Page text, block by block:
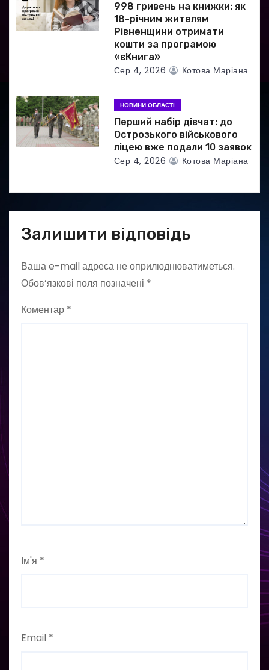
в
998 гривень на книжки: як
18-річним жителям
Рівненщини отримати
кошти за програмою
«єКнига»
Сер 4, 2026 Котова Маріана
НОВИНИ ОБЛАСТІ
Перший набір дівчат: до
Острозького військового
ліцею вже подали 10 заявок
Сер 4, 2026 Котова Маріана
Залишити відповідь
Ваша e-mail адреса не оприлюднюватиметься.
Обов’язкові поля позначені *
Коментар *
Ім'я *
Email *